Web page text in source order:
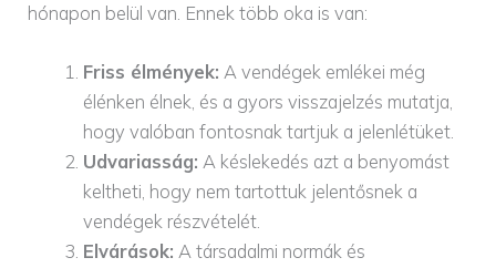
hónapon belül van. Ennek több oka is van:
Friss élmények: A vendégek emlékei még
élénken élnek, és a gyors visszajelzés mutatja,
hogy valóban fontosnak tartjuk a jelenlétüket.
Udvariasság: A késlekedés azt a benyomást
keltheti, hogy nem tartottuk jelentősnek a
vendégek részvételét.
Elvárások: A társadalmi normák és